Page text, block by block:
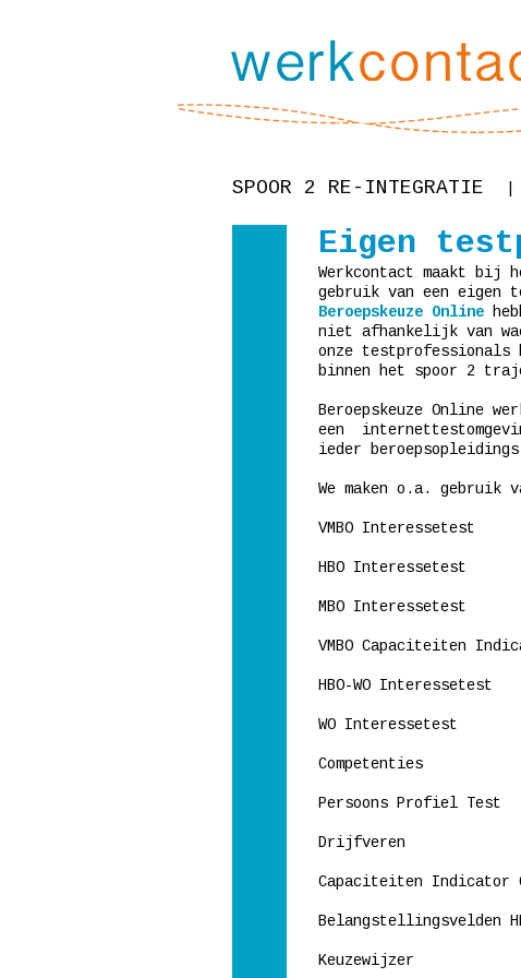
SPOOR 2 RE-INTEGRATIE
Eigen
Werkcontact maakt bij
gebruik van een eigen
Beroepskeuze Online
niet afhankelijk van
onze testprofessionals
binnen het spoor 2
Beroepskeuze Online
een
ieder
We maken o.a. gebruik
VMBO Interessetest
HBO Interessetest
MBO Interessetest
VMBO Capaciteiten
HBO-WO Interessetest
WO Interessetest
Competenties
Persoons Profiel Test
Drijfveren
Capaciteiten Indicator
Belangstellingsvelden
Keuzewijzer